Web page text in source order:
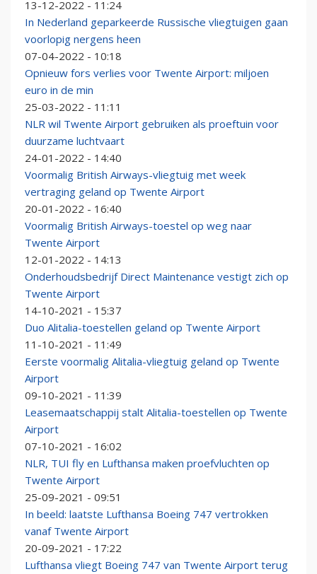
13-12-2022 - 11:24
In Nederland geparkeerde Russische vliegtuigen gaan
voorlopig nergens heen
07-04-2022 - 10:18
Opnieuw fors verlies voor Twente Airport: miljoen
euro in de min
25-03-2022 - 11:11
NLR wil Twente Airport gebruiken als proeftuin voor
duurzame luchtvaart
24-01-2022 - 14:40
Voormalig British Airways-vliegtuig met week
vertraging geland op Twente Airport
20-01-2022 - 16:40
Voormalig British Airways-toestel op weg naar
Twente Airport
12-01-2022 - 14:13
Onderhoudsbedrijf Direct Maintenance vestigt zich op
Twente Airport
14-10-2021 - 15:37
Duo Alitalia-toestellen geland op Twente Airport
11-10-2021 - 11:49
Eerste voormalig Alitalia-vliegtuig geland op Twente
Airport
09-10-2021 - 11:39
Leasemaatschappij stalt Alitalia-toestellen op Twente
Airport
07-10-2021 - 16:02
NLR, TUI fly en Lufthansa maken proefvluchten op
Twente Airport
25-09-2021 - 09:51
In beeld: laatste Lufthansa Boeing 747 vertrokken
vanaf Twente Airport
20-09-2021 - 17:22
Lufthansa vliegt Boeing 747 van Twente Airport terug